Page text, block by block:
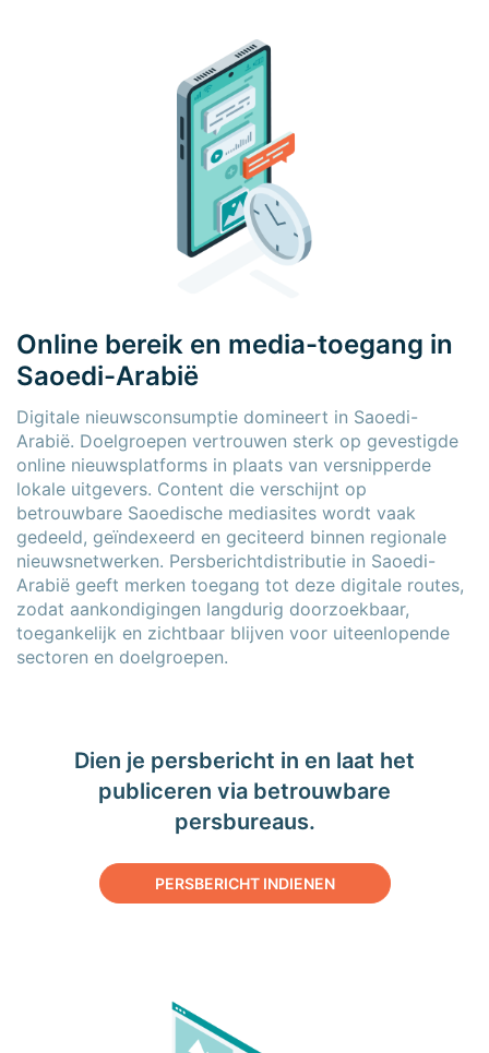
Online bereik en media-toegang in
Saoedi-Arabië
Digitale nieuwsconsumptie domineert in Saoedi-
Arabië. Doelgroepen vertrouwen sterk op gevestigde
online nieuwsplatforms in plaats van versnipperde
lokale uitgevers. Content die verschijnt op
betrouwbare Saoedische mediasites wordt vaak
gedeeld, geïndexeerd en geciteerd binnen regionale
nieuwsnetwerken. Persberichtdistributie in Saoedi-
Arabië geeft merken toegang tot deze digitale routes,
zodat aankondigingen langdurig doorzoekbaar,
toegankelijk en zichtbaar blijven voor uiteenlopende
sectoren en doelgroepen.
Dien je persbericht in en laat het
publiceren via betrouwbare
persbureaus.
PERSBERICHT INDIENEN